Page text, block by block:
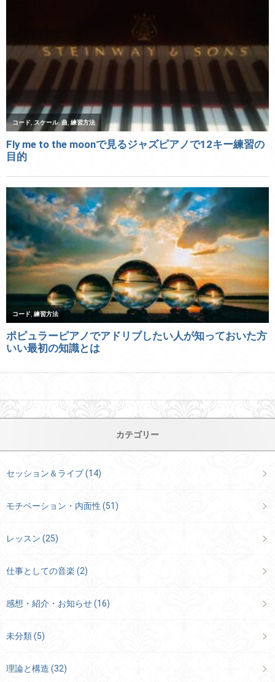
カテゴリー
セッション＆ライブ(14)
モチベーション・内面性 (51)
レッスン (25)
仕事としての音楽 (2)
感想・紹介・お知らせ(16)
未分類(5)
理論と構造 (32)